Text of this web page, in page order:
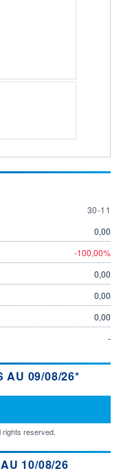
30
30-11
0,00
-100,00%
0,00
0,00
0,00
-
AU 09/08/26*
reserved.
10/08/26